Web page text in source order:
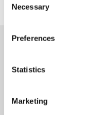
Selection
Necessary
Preferences
Statistics
Marketing